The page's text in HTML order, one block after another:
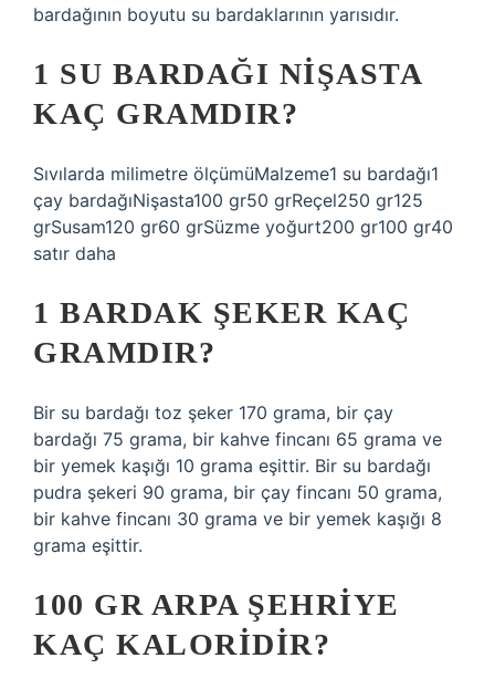
bardağının boyutu su bardaklarının yarısıdır.
1 SU BARDAĞI NIŞASTA
KAÇ GRAMDIR?
Sıvılarda milimetre ölçümüMalzeme1 su bardağı1
çay bardağıNişasta100 gr50 grReçel250 gr125
grSusam120 gr60 grSüzme yoğurt200 gr100 gr40
satır daha
1 BARDAK ŞEKER KAÇ
GRAMDIR?
Bir su bardağı toz şeker 170 grama, bir çay
bardağı 75 grama, bir kahve fincanı 65 grama ve
bir yemek kaşığı 10 grama eşittir. Bir su bardağı
pudra şekeri 90 grama, bir çay fincanı 50 grama,
bir kahve fincanı 30 grama ve bir yemek kaşığı 8
grama eşittir.
100 GR ARPA ŞEHRIYE
KAÇ KALORIDIR?